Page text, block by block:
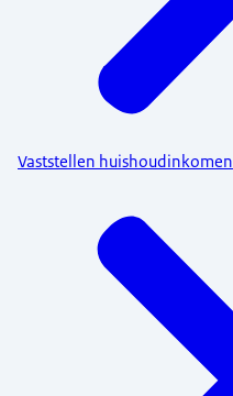
Vaststellen huishoudinkomen